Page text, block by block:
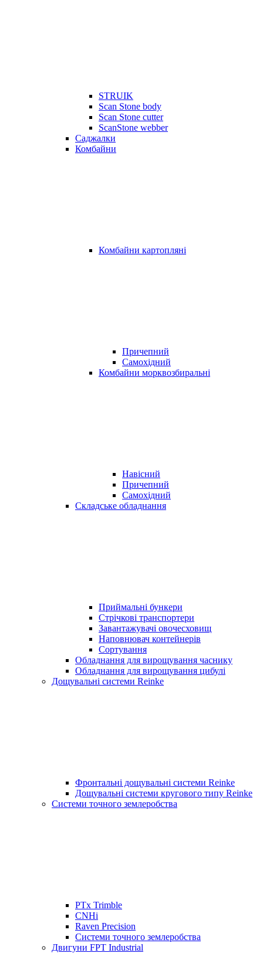
STRUIK
Scan Stone body
Scan Stone cutter
ScanStone webber
Саджалки
Комбайни
Комбайни картопляні
Причепний
Самохідний
Комбайни морквозбиральні
Навісний
Причепний
Самохідний
Складське обладнання
Приймальні бункери
Стрічкові транспортери
Завантажувачі овочесховищ
Наповнювач контейнерів
Сортування
Обладнання для вирощування часнику
Обладнання для вирощування цибулі
Дощувальні системи Reinke
Фронтальні дощувальні системи Reinke
Дощувальні системи кругового типу Reinke
Системи точного землеробства
PTx Trimble
CNHi
Raven Precision
Системи точного землеробства
Двигуни FPT Industrial